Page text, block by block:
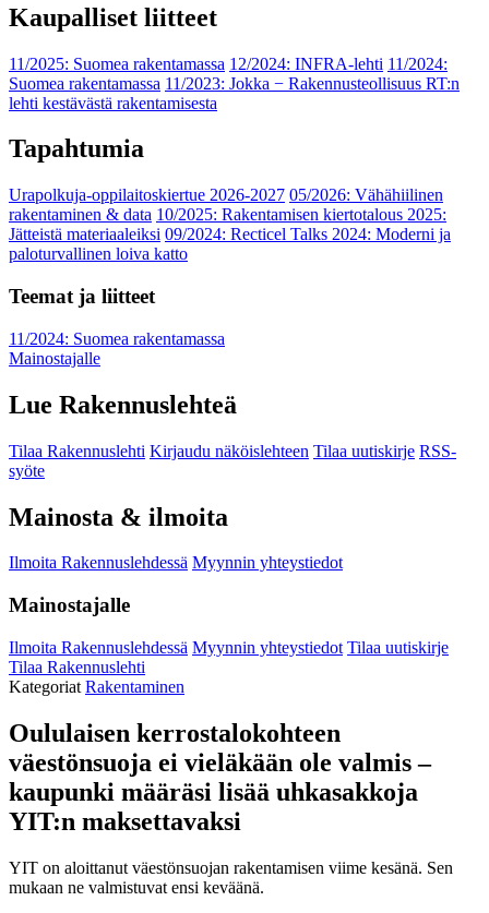
Kaupalliset liitteet
11/2025: Suomea rakentamassa 12/2024: INFRA-lehti 11/2024:
Suomea rakentamassa 11/2023: Jokka − Rakennusteollisuus RT:n
lehti kestävästä rakentamisesta
Tapahtumia
Urapolkuja-oppilaitoskiertue 2026-2027 05/2026: Vähähiilinen
rakentaminen & data 10/2025: Rakentamisen kiertotalous 2025:
Jätteistä materiaaleiksi 09/2024: Recticel Talks 2024: Moderni ja
paloturvallinen loiva katto
Teemat ja liitteet
11/2024: Suomea rakentamassa
Mainostajalle
Lue Rakennuslehteä
Tilaa Rakennuslehti Kirjaudu näköislehteen Tilaa uutiskirje RSS-
syöte
Mainosta & ilmoita
Ilmoita Rakennuslehdessä Myynnin yhteystiedot
Mainostajalle
Ilmoita Rakennuslehdessä Myynnin yhteystiedot Tilaa uutiskirje
Tilaa Rakennuslehti
Kategoriat Rakentaminen
Oululaisen kerrostalokohteen
väestönsuoja ei vieläkään ole valmis –
kaupunki määräsi lisää uhkasakkoja
YIT:n maksettavaksi
YIT on aloittanut väestönsuojan rakentamisen viime kesänä. Sen
mukaan ne valmistuvat ensi keväänä.